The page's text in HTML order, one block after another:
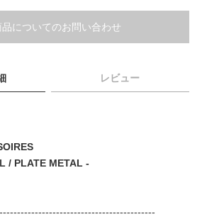
品についてのお問い合わせ
レビュー
METAL -